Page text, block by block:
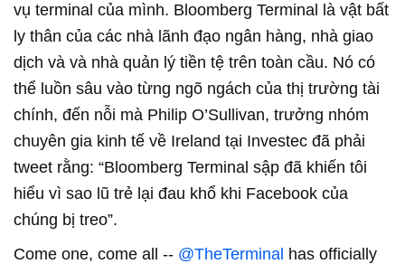
vụ terminal của mình. Bloomberg Terminal là vật bất
ly thân của các nhà lãnh đạo ngân hàng, nhà giao
dịch và và nhà quản lý tiền tệ trên toàn cầu. Nó có
thể luồn sâu vào từng ngõ ngách của thị trường tài
chính, đến nỗi mà Philip O’Sullivan, trưởng nhóm
chuyên gia kinh tế về Ireland tại Investec đã phải
tweet rằng: “Bloomberg Terminal sập đã khiến tôi
hiểu vì sao lũ trẻ lại đau khổ khi Facebook của
chúng bị treo”.
Come one, come all -- @TheTerminal has officially